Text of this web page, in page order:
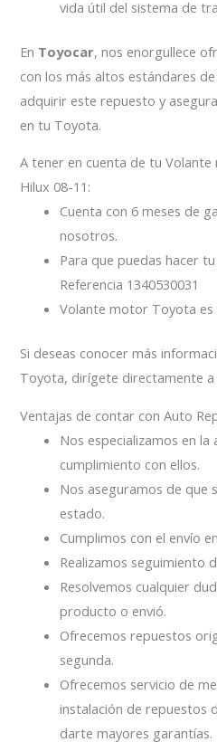
vida útil del sistema de
En Toyocar, nos enorgullece
con los más altos estándares
adquirir este repuesto y
en tu Toyota.
A tener en cuenta de tu
Hilux 08-11:
Cuenta con 6 meses de
nosotros.
Para que puedas hacer
Referencia 1340530031
Volante motor Toyota es
Si deseas conocer más
Toyota, dirígete directamente a
Ventajas de contar con Auto
Nos especializamos en la
cumplimiento con ellos.
Nos aseguramos de que
estado.
Cumplimos con el envío
Realizamos seguimiento
Resolvemos cualquier
producto o envió.
Ofrecemos repuestos
segunda.
Ofrecemos servicio de
instalación de repuestos
darte mayores garantías.